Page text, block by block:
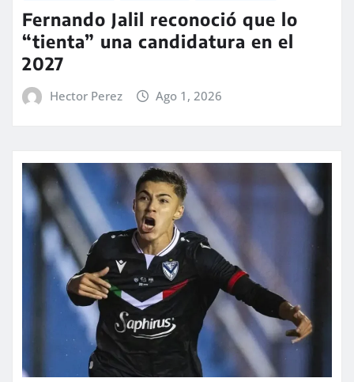
Fernando Jalil reconoció que lo
“tienta” una candidatura en el
2027
Hector Perez Ago 1, 2026